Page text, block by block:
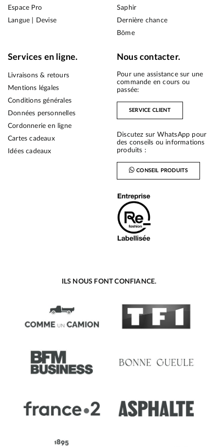
Espace Pro
Langue | Devise
Saphir
Dernière chance
Bōme
Services en ligne.
Livraisons & retours
Mentions légales
Conditions générales
Données personnelles
Cordonnerie en ligne
Cartes cadeaux
Idées cadeaux
Nous contacter.
Pour une assistance sur une
commande en cours ou
passée:
SERVICE CLIENT
Discutez sur WhatsApp pour
des conseils ou informations
produits :
CONSEIL PRODUITS
ILS NOUS FONT CONFIANCE.